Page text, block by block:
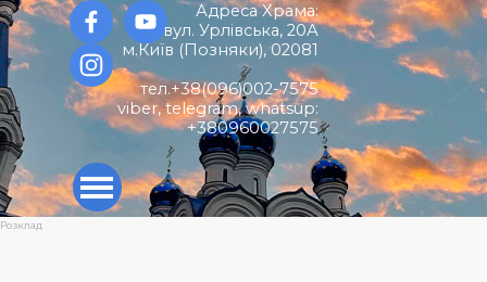
Перейти до контакту
Адреса Храма:
вул. Урлівська, 20А
м.Київ (Позняки), 02081
тел.+38(096)002-7575
viber, telegram, whatsup:
+380960027575
Пропустити меню
Розклад